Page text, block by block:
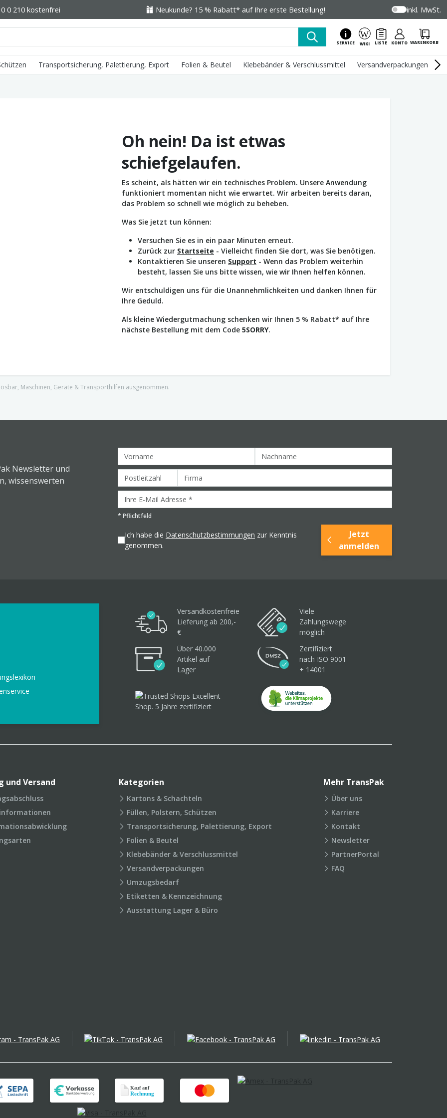
0 210 kostenfrei Neukunde? 15 % Rabatt* auf Ihre erste Bestellung! inkl. MwSt.
SERVICE WIKI LISTE KONTO WARENKORB
Transportsicherung, Palettierung, Export Folien & Beutel Klebebänder & Verschlussmittel Versandverpackungen
Oh nein! Da ist etwas
schiefgelaufen.
Es scheint, als hätten wir ein technisches Problem. Unsere Anwendung
funktioniert momentan nicht wie erwartet. Wir arbeiten bereits daran,
das Problem so schnell wie möglich zu beheben.
Was Sie jetzt tun können:
Versuchen Sie es in ein paar Minuten erneut.
Zurück zur Startseite - Vielleicht finden Sie dort, was Sie benötigen.
Kontaktieren Sie unseren Support - Wenn das Problem weiterhin
besteht, lassen Sie uns bitte wissen, wie wir Ihnen helfen können.
Wir entschuldigen uns für die Unannehmlichkeiten und danken Ihnen für
Ihre Geduld.
Als kleine Wiedergutmachung schenken wir Ihnen 5 % Rabatt* auf Ihre
nächste Bestellung mit dem Code 5SORRY.
Maschinen, Geräte & Transporthilfen ausgenommen.
Newsletter und
wissenswerten
* Pflichtfeld
Ich habe die Datenschutzbestimmungen zur Kenntnis
genommen.
Jetzt
anmelden
Versandkostenfreie
Lieferung ab 200,-
€
Viele
Zahlungswege
möglich
Über 40.000
Artikel auf
Lager
Zertifiziert
nach ISO 9001
+ 14001
und Versand Kategorien
Kartons & Schachteln
Füllen, Polstern, Schützen
Transportsicherung, Palettierung, Export
Folien & Beutel
Klebebänder & Verschlussmittel
Versandverpackungen
Umzugsbedarf
Etiketten & Kennzeichnung
Ausstattung Lager & Büro
Mehr TransPak
Über uns
Karriere
Kontakt
Newsletter
PartnerPortal
FAQ